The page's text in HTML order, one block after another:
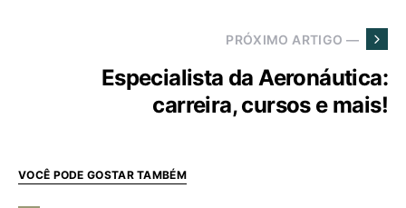
PRÓXIMO ARTIGO —
Especialista da Aeronáutica:
carreira, cursos e mais!
VOCÊ PODE GOSTAR TAMBÉM